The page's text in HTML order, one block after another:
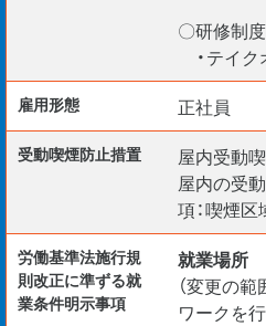
〇研修制
・テイ
雇用形態 正社員
受動喫煙防⽌措置
屋内受動
屋内の受
項：喫煙
労働基準法施行規
則改正に準ずる就
業条件明示事項
就業場所
（変更の
ワークを